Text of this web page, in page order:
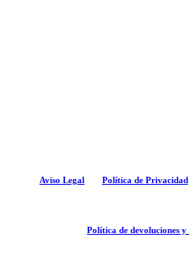
Aviso Legal Política de Privacidad
Política de devoluciones y